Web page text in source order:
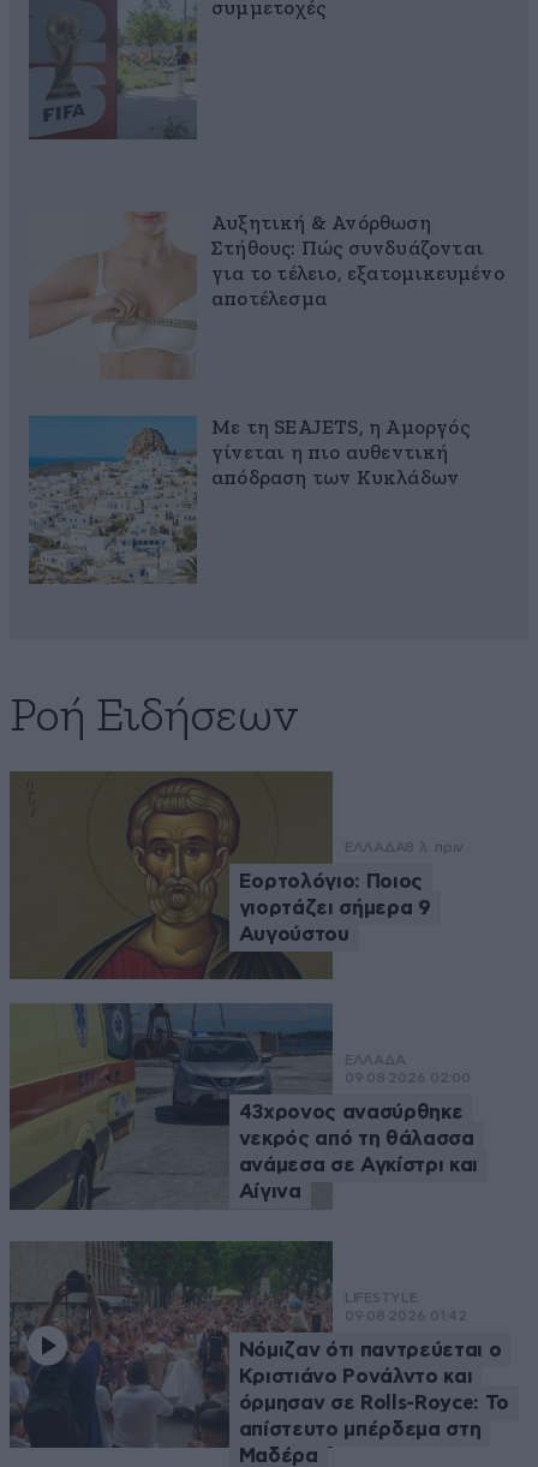
συμμετοχές
Αυξητική & Ανόρθωση
Στήθους: Πώς συνδυάζονται
για το τέλειο, εξατομικευμένο
αποτέλεσμα
Με τη SEAJETS, η Αμοργός
γίνεται η πιο αυθεντική
απόδραση των Κυκλάδων
Ροή Ειδήσεων
ΕΛΛΑΔΑ8 λ. πριν
Εορτολόγιο: Ποιος
γιορτάζει σήμερα 9
Αυγούστου
ΕΛΛΑΔΑ
09·08·2026 02:00
43χρονος ανασύρθηκε
νεκρός από τη θάλασσα
ανάμεσα σε Αγκίστρι και
Αίγινα
LIFESTYLE
09·08·2026 01:42
Νόμιζαν ότι παντρεύεται ο
Κριστιάνο Ρονάλντο και
όρμησαν σε Rolls-Royce: Το
απίστευτο μπέρδεμα στη
Μαδέρα